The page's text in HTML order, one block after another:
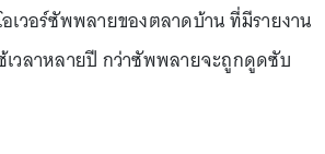
อเวอร์ซัพพลายของตลาดบ้าน ที่มีรายงาน
เวลาหลายปี กว่าซัพพลายจะถูกดูดซับ